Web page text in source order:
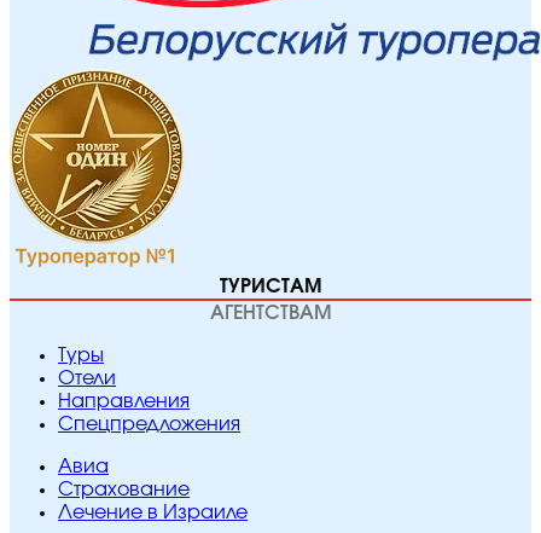
ТУРИСТАМ
АГЕНТСТВАМ
Туры
Отели
Направления
Спецпредложения
Авиа
Страхование
Лечение в Израиле